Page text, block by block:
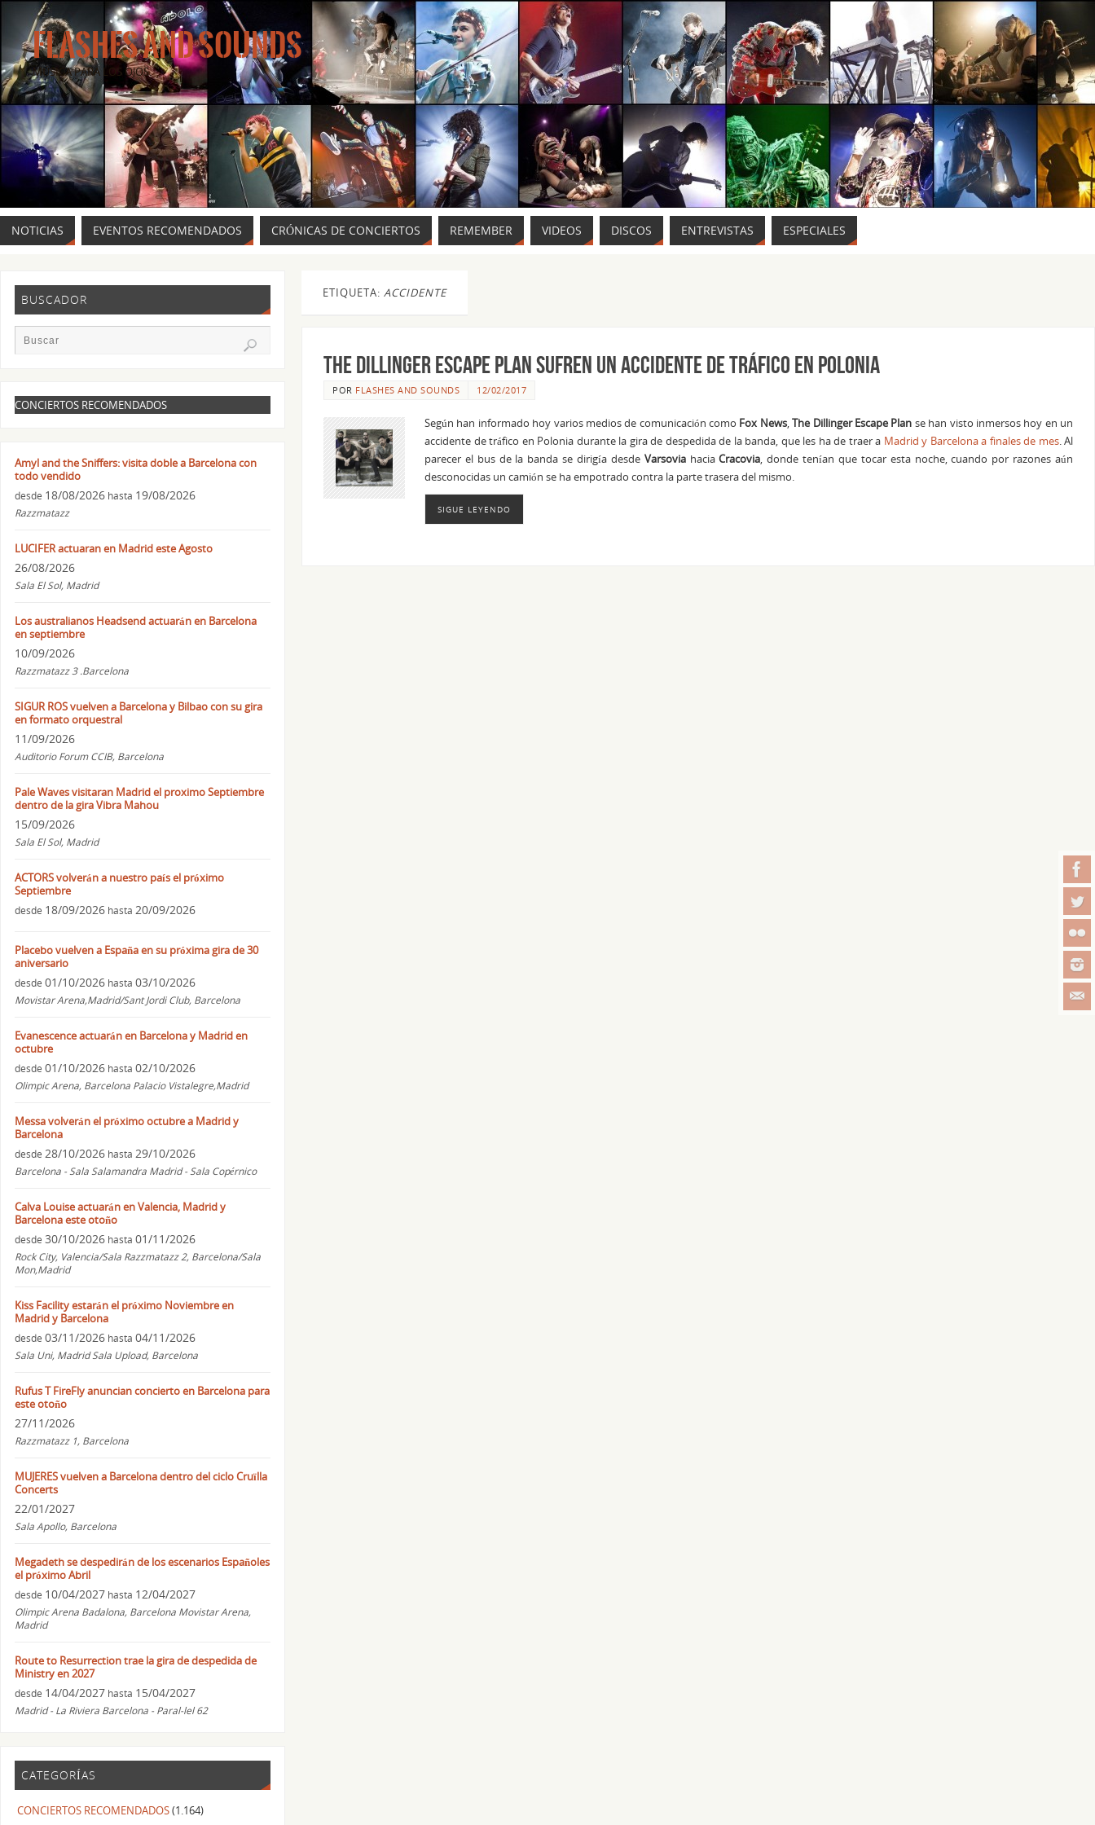
FLASHES AND SOUNDS
MÚSICA PARA LOS OJOS.
NOTICIAS EVENTOS RECOMENDADOS CRÓNICAS DE CONCIERTOS REMEMBER VIDEOS DISCOS ENTREVISTAS ESPECIALES
ETIQUETA: ACCIDENTE
THE DILLINGER ESCAPE PLAN SUFREN UN ACCIDENTE DE TRÁFICO EN POLONIA
POR FLASHES AND SOUNDS 12/02/2017
Según han informado hoy varios medios de comunicación como Fox News,The Dillinger Escape Plan se han visto inmersos hoy en un
accidente de tráfico en Polonia durante la gira de despedida de la banda, que les ha de traer a Madrid y Barcelona a finales de mes. Al
parecer el bus de la banda se dirigía desde VarsoviahaciaCracovia, donde tenían que tocar esta noche, cuando por razones aún
desconocidas un camión se ha empotrado contra la parte trasera del mismo.
SIGUE LEYENDO
BUSCADOR
CONCIERTOS RECOMENDADOS
Amyl and the Sniffers: visita doble a Barcelona con
todo vendido
desde 18/08/2026 hasta 19/08/2026
Razzmatazz
LUCIFER actuaran en Madrid este Agosto
26/08/2026
Sala El Sol, Madrid
Los australianos Headsend actuarán en Barcelona
en septiembre
10/09/2026
Razzmatazz 3 .Barcelona
SIGUR ROS vuelven a Barcelona y Bilbao con su gira
en formato orquestral
11/09/2026
Auditorio Forum CCIB, Barcelona
Pale Waves visitaran Madrid el proximo Septiembre
dentro de la gira Vibra Mahou
15/09/2026
Sala El Sol, Madrid
ACTORS volverán a nuestro país el próximo
Septiembre
desde 18/09/2026 hasta 20/09/2026
Placebo vuelven a España en su próxima gira de 30
aniversario
desde 01/10/2026 hasta 03/10/2026
Movistar Arena,Madrid/Sant Jordi Club, Barcelona
Evanescence actuarán en Barcelona y Madrid en
octubre
desde 01/10/2026 hasta 02/10/2026
Olimpic Arena, Barcelona Palacio Vistalegre,Madrid
Messa volverán el próximo octubre a Madrid y
Barcelona
desde 28/10/2026 hasta 29/10/2026
Barcelona - Sala Salamandra Madrid - Sala Copérnico
Calva Louise actuarán en Valencia, Madrid y
Barcelona este otoño
desde 30/10/2026 hasta 01/11/2026
Rock City, Valencia/Sala Razzmatazz 2, Barcelona/Sala
Mon,Madrid
Kiss Facility estarán el próximo Noviembre en
Madrid y Barcelona
desde 03/11/2026 hasta 04/11/2026
Sala Uni, Madrid Sala Upload, Barcelona
Rufus T FireFly anuncian concierto en Barcelona para
este otoño
27/11/2026
Razzmatazz 1, Barcelona
MUJERES vuelven a Barcelona dentro del ciclo Cruïlla
Concerts
22/01/2027
Sala Apollo, Barcelona
Megadeth se despedirán de los escenarios Españoles
el próximo Abril
desde 10/04/2027 hasta 12/04/2027
Olimpic Arena Badalona, Barcelona Movistar Arena,
Madrid
Route to Resurrection trae la gira de despedida de
Ministry en 2027
desde 14/04/2027 hasta 15/04/2027
Madrid - La Riviera Barcelona - Paral-lel 62
CATEGORÍAS
CONCIERTOS RECOMENDADOS(1.164)